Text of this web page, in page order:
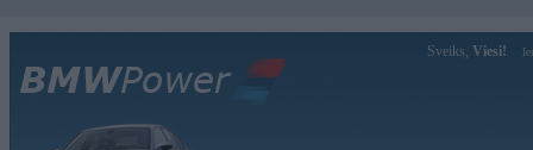
Sveiks, Viesi!